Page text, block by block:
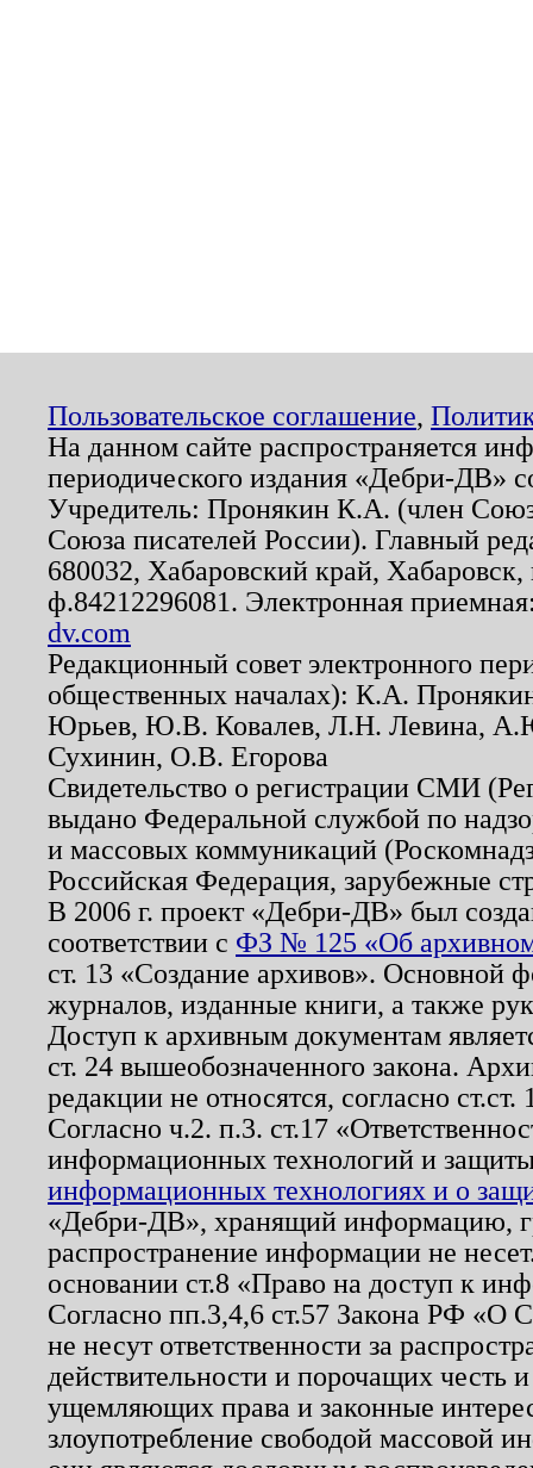
Пользовательское соглашение,
На данном сайте распространяется
периодического издания «Дебри-ДВ»
Учредитель: Пронякин К.А. (член
Союза писателей России). Главный
680032, Хабаровский край,
ф.84212296081. Электронная
dv.com
Редакционный совет электронного
общественных началах): К.А.
Юрьев, Ю.В. Ковалев, Л.Н. Левина,
Сухинин, О.В. Егорова
Свидетельство о регистрации СМИ
выдано Федеральной службой по
и массовых коммуникаций
Российская Федерация, зарубежные
В 2006 г. проект «Дебри-ДВ» был
соответствии с ФЗ № 125 «Об
ст. 13 «Создание архивов». Основной
журналов, изданные книги, а также
Доступ к архивным документам
ст. 24 вышеобозначенного закона.
редакции не относятся, согласно
Согласно ч.2. п.3. ст.17
информационных технологий и
информационных технологиях и о
«Дебри-ДВ», хранящий информацию,
распространение информации не
основании ст.8 «Право на доступ к
Согласно пп.3,4,6 ст.57 Закона РФ «О
не несут ответственности за
действительности и порочащих честь
ущемляющих права и законные
злоупотребление свободой массовой